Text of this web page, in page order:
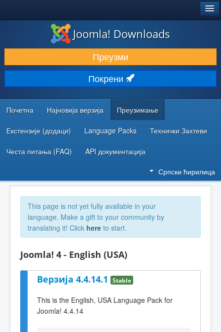
ПРЕУЗИМАЊЕ И ПРОШИРЕЊА (ЕКСТЕНЗИЈЕ)
ОТКРИЈТЕ И НАУЧИТЕ
ЗАЈЕДНИЦА И ПОДРШКА
РЕСУРСИ ЗА РАЗВОЈ
Joomla! Downloads
Преузми
Покрени
Почетна Најновија верзија Преузимање
Екстензије (додаци) Language Packs Технички Захтеви
Честа питања (FAQ) API документација
Српски ћирилица
This page is not yet fully available in your
language. Make a gift to your community by
translating it! Click here to start.
Joomla! 4 - English (USA)
Верзија 4.4.14.1 Stable
This is the English, USA Language Pack for
Joomla! 4.4.14